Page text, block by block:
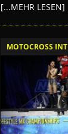
[...MEHR LESEN]
MOTOCROSS INT